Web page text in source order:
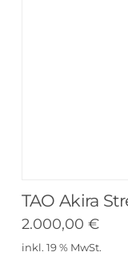
TAO Akira
2.000,00 €
inkl. 19 % MwSt.